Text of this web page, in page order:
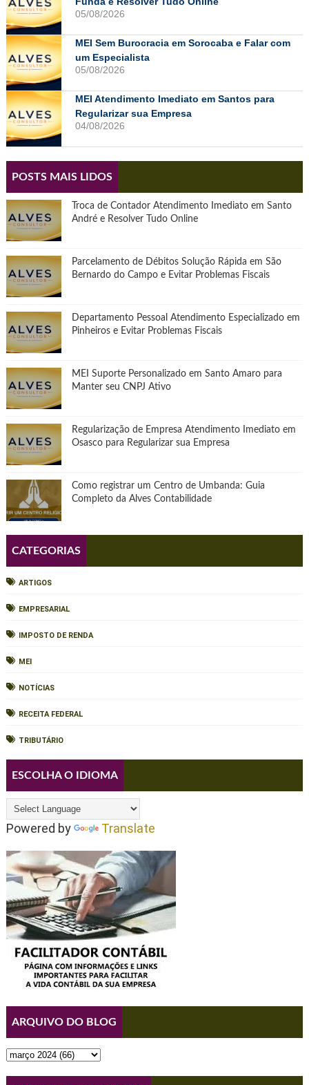
05/08/2026
MEI Sem Burocracia em Sorocaba e Falar com
um Especialista
05/08/2026
MEI Atendimento Imediato em Santos para
Regularizar sua Empresa
04/08/2026
POSTS MAIS LIDOS
Troca de Contador Atendimento Imediato em Santo
André e Resolver Tudo Online
Parcelamento de Débitos Solução Rápida em São
Bernardo do Campo e Evitar Problemas Fiscais
Departamento Pessoal Atendimento Especializado em
Pinheiros e Evitar Problemas Fiscais
MEI Suporte Personalizado em Santo Amaro para
Manter seu CNPJ Ativo
Regularização de Empresa Atendimento Imediato em
Osasco para Regularizar sua Empresa
Como registrar um Centro de Umbanda: Guia
Completo da Alves Contabilidade
CATEGORIAS
ARTIGOS
EMPRESARIAL
IMPOSTO DE RENDA
MEI
NOTÍCIAS
RECEITA FEDERAL
TRIBUTÁRIO
ESCOLHA O IDIOMA
Powered by Translate
ARQUIVO DO BLOG